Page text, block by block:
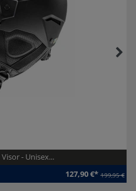
- Unisex...
127,90 €* 199,95 €